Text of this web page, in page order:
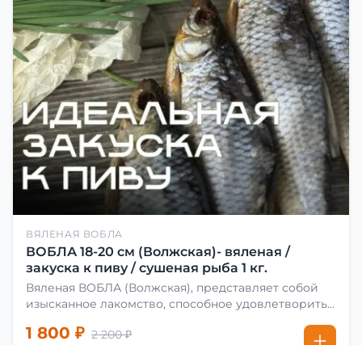
ВЯЛЕНАЯ ВОБЛА
ВОБЛА 18-20 см (Волжская)- вяленая /
закуска к пиву / сушеная рыба 1 кг.
Вяленая ВОБЛА (Волжская), представляет собой
изысканное лакомство, способное удовлетворить
сделать вяленую воблу, её сначала хорошо солят.
1 800 ₽ 2 200 ₽